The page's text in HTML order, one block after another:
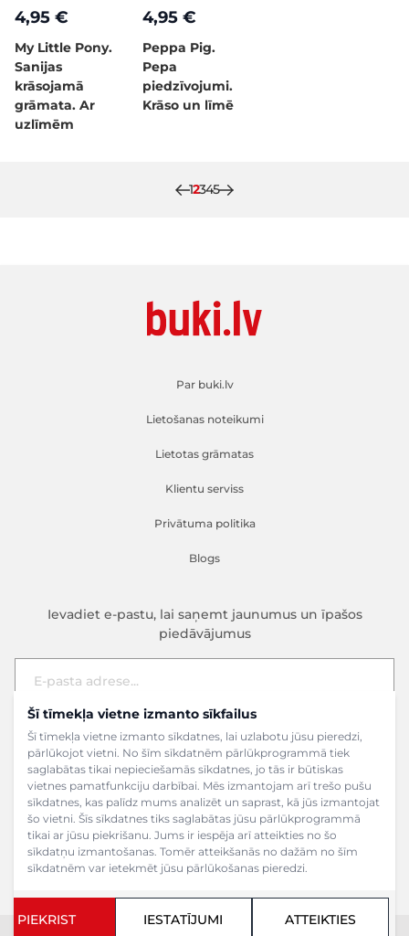
Šī tīmekļa vietne izmanto sīkfailus
Šī tīmekļa vietne izmanto sīkdatnes, lai uzlabotu jūsu pieredzi,
pārlūkojot vietni. No šīm sīkdatnēm pārlūkprogrammā tiek
saglabātas tikai nepieciešamās sīkdatnes, jo tās ir būtiskas
vietnes pamatfunkciju darbībai. Mēs izmantojam arī trešo pušu
sīkdatnes, kas palīdz mums analizēt un saprast, kā jūs izmantojat
šo vietni. Šīs sīkdatnes tiks saglabātas jūsu pārlūkprogrammā
tikai ar jūsu piekrišanu. Jums ir iespēja arī atteikties no šo
sīkdatņu izmantošanas. Tomēr atteikšanās no dažām no šīm
sīkdatnēm var ietekmēt jūsu pārlūkošanas pieredzi.
PIEKRIST IESTATĪJUMI ATTEIKTIES
4,95 €
My Little Pony.
Sanijas
krāsojamā
grāmata. Ar
uzlīmēm
4,95 €
Peppa Pig.
Pepa
piedzīvojumi.
Krāso un līmē
Lapa
1Pašlaik lasāt lapu
2Lapa
3Lapa
4Lapa
5
Par buki.lv
Lietošanas noteikumi
Lietotas grāmatas
Klientu serviss
Privātuma politika
Blogs
Ievadiet e-pastu, lai saņemt jaunumus un īpašos
piedāvājumus
E-pasta adrese
Pieteikties